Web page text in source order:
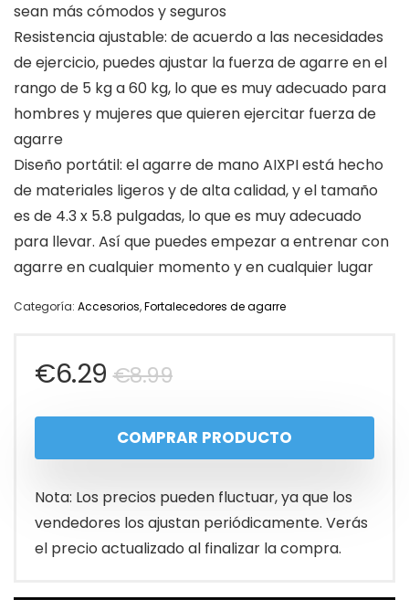
sean más cómodos y seguros
Resistencia ajustable: de acuerdo a las necesidades
de ejercicio, puedes ajustar la fuerza de agarre en el
rango de 5 kg a 60 kg, lo que es muy adecuado para
hombres y mujeres que quieren ejercitar fuerza de
agarre
Diseño portátil: el agarre de mano AIXPI está hecho
de materiales ligeros y de alta calidad, y el tamaño
es de 4.3 x 5.8 pulgadas, lo que es muy adecuado
para llevar. Así que puedes empezar a entrenar con
agarre en cualquier momento y en cualquier lugar
Categoría: Accesorios,Fortalecedores de agarre
€8.99El
precio
original
era:
€8.99.
€6.29
El
precio
actual
es:
€6.29.
COMPRAR PRODUCTO
Nota: Los precios pueden fluctuar, ya que los
vendedores los ajustan periódicamente. Verás
el precio actualizado al finalizar la compra.